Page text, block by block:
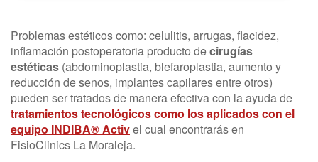
Problemas estéticos como: celulitis, arrugas, flacidez,
inflamación postoperatoria producto decirugías
estéticas (abdominoplastia, blefaroplastia, aumento y
reducción de senos, implantes capilares entre otros)
pueden ser tratados de manera efectiva con la ayuda de
tratamientos tecnológicos como los aplicados con el
equipo INDIBA® Activel cual encontrarás en
FisioClinics La Moraleja.